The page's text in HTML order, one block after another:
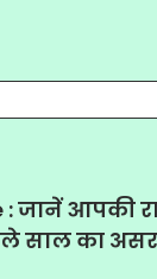
: जानें आपकी
साल का असर